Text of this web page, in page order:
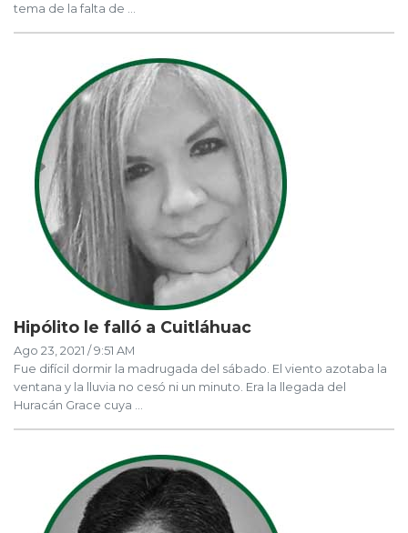
tema de la falta de ...
Hipólito le falló a Cuitláhuac
Ago 23, 2021 / 9:51 AM
Fue difícil dormir la madrugada del sábado. El viento azotaba la
ventana y la lluvia no cesó ni un minuto. Era la llegada del
Huracán Grace cuya ...